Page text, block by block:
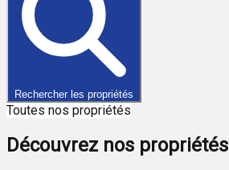
Rechercher les propriétés
Toutes nos propriétés
Découvrez nos propriétés